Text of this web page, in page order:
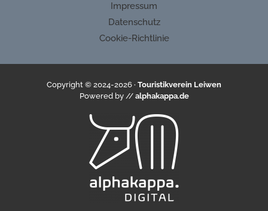
Impressum
Datenschutz
Cookie-Richtlinie
Copyright © 2024-2026 · Touristikverein Leiwen
Powered by // alphakappa.de